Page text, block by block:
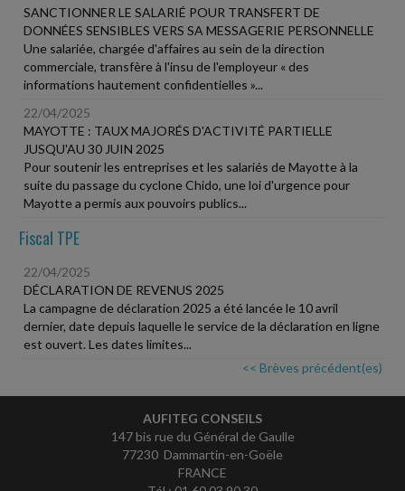
SANCTIONNER LE SALARIÉ POUR TRANSFERT DE
DONNÉES SENSIBLES VERS SA MESSAGERIE PERSONNELLE
Une salariée, chargée d'affaires au sein de la direction
commerciale, transfère à l'insu de l'employeur « des
informations hautement confidentielles »...
22/04/2025
MAYOTTE : TAUX MAJORÉS D'ACTIVITÉ PARTIELLE
JUSQU'AU 30 JUIN 2025
Pour soutenir les entreprises et les salariés de Mayotte à la
suite du passage du cyclone Chido, une loi d'urgence pour
Mayotte a permis aux pouvoirs publics...
Fiscal TPE
22/04/2025
DÉCLARATION DE REVENUS 2025
La campagne de déclaration 2025 a été lancée le 10 avril
dernier, date depuis laquelle le service de la déclaration en ligne
est ouvert. Les dates limites...
<< Brèves précédent(es)
AUFITEG CONSEILS
147 bis rue du Général de Gaulle
77230 Dammartin-en-Goële
FRANCE